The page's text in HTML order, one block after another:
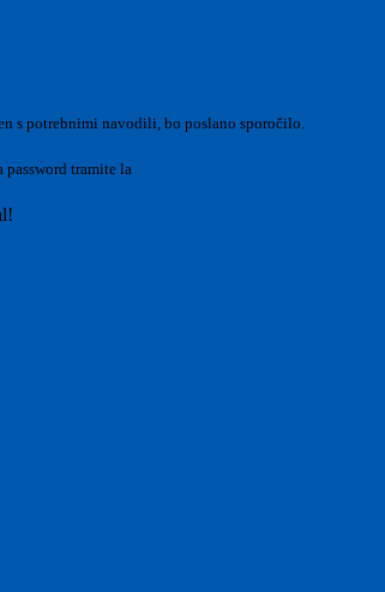
s potrebnimi navodili, bo poslano sporočilo.
password tramite la